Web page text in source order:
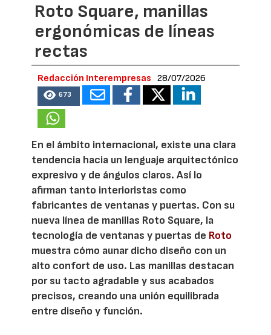
Roto Square, manillas
ergonómicas de líneas
rectas
Redacción Interempresas 28/07/2026
673
En el ámbito internacional, existe una clara
tendencia hacia un lenguaje arquitectónico
expresivo y de ángulos claros. Así lo
afirman tanto interioristas como
fabricantes de ventanas y puertas. Con su
nueva línea de manillas Roto Square, la
tecnología de ventanas y puertas de Roto
muestra cómo aunar dicho diseño con un
alto confort de uso. Las manillas destacan
por su tacto agradable y sus acabados
precisos, creando una unión equilibrada
entre diseño y función.